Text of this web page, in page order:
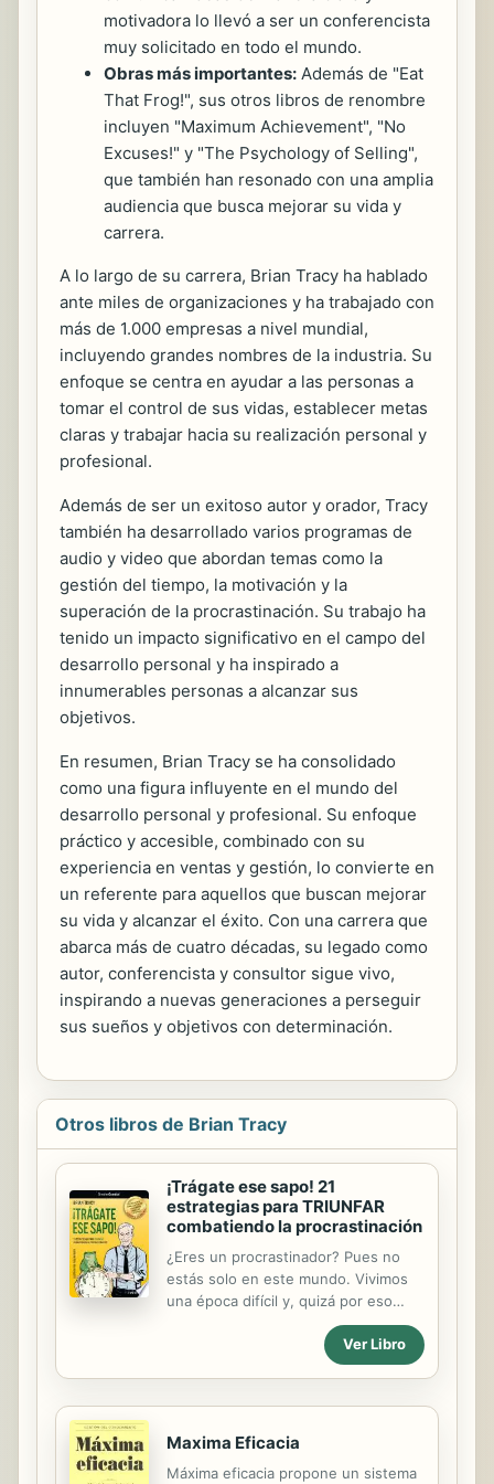
motivadora lo llevó a ser un conferencista
muy solicitado en todo el mundo.
Obras más importantes: Además de "Eat
That Frog!", sus otros libros de renombre
incluyen "Maximum Achievement", "No
Excuses!" y "The Psychology of Selling",
que también han resonado con una amplia
audiencia que busca mejorar su vida y
carrera.
A lo largo de su carrera, Brian Tracy ha hablado
ante miles de organizaciones y ha trabajado con
más de 1.000 empresas a nivel mundial,
incluyendo grandes nombres de la industria. Su
enfoque se centra en ayudar a las personas a
tomar el control de sus vidas, establecer metas
claras y trabajar hacia su realización personal y
profesional.
Además de ser un exitoso autor y orador, Tracy
también ha desarrollado varios programas de
audio y video que abordan temas como la
gestión del tiempo, la motivación y la
superación de la procrastinación. Su trabajo ha
tenido un impacto significativo en el campo del
desarrollo personal y ha inspirado a
innumerables personas a alcanzar sus
objetivos.
En resumen, Brian Tracy se ha consolidado
como una figura influyente en el mundo del
desarrollo personal y profesional. Su enfoque
práctico y accesible, combinado con su
experiencia en ventas y gestión, lo convierte en
un referente para aquellos que buscan mejorar
su vida y alcanzar el éxito. Con una carrera que
abarca más de cuatro décadas, su legado como
autor, conferencista y consultor sigue vivo,
inspirando a nuevas generaciones a perseguir
sus sueños y objetivos con determinación.
Otros libros de Brian Tracy
¡Trágate ese sapo! 21
estrategias para TRIUNFAR
combatiendo la procrastinación
¿Eres un procrastinador? Pues no
estás solo en este mundo. Vivimos
una época difícil y, quizá por eso
maravillosa. Aprender a organizar el
tiempo es la clave para alcanzar el
éxito. Sin embargo, muchas veces,
tendencia tan humana a demorar las
tareas complejas por dificultad,
pereza o desaliento, a aplazar los
asuntos pendientes. Mark Twain dijo
Ver Libro
Maxima Eficacia
Máxima eficacia propone un sistema